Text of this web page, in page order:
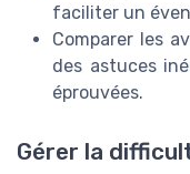
faciliter un
Comparer les
des astuces
éprouvées.
Gérer la